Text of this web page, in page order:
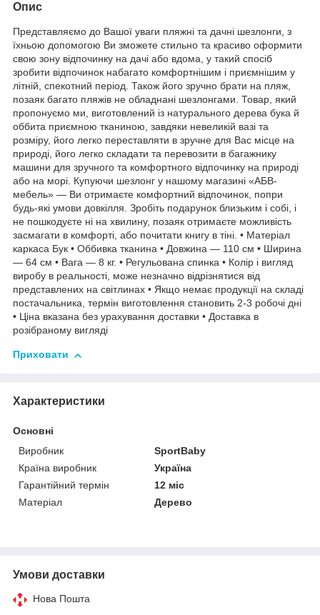
Опис
Представляємо до Вашої уваги пляжні та дачні шезлонги, з
їхньою допомогою Ви зможете стильно та красиво оформити
свою зону відпочинку на дачі або вдома, у такий спосіб
зробити відпочинок набагато комфортнішим і приємнішим у
літній, спекотний період. Також його зручно брати на пляж,
позаяк багато пляжів не обладнані шезлонгами. Товар, який
пропонуємо ми, виготовлений із натурального дерева бука й
оббита приємною тканиною, завдяки невеликій вазі та
розміру, його легко переставляти в зручне для Вас місце на
природі, його легко складати та перевозити в багажнику
машини для зручного та комфортного відпочинку на природі
або на морі. Купуючи шезлонг у нашому магазині «АБВ-
мебель» — Ви отримаєте комфортний відпочинок, попри
будь-які умови довкілля. Зробіть подарунок близьким і собі, і
не пошкодуєте ні на хвилину, позаяк отримаєте можливість
засмагати в комфорті, або почитати книгу в тіні. • Матеріал
каркаса Бук • Оббивка тканина • Довжина — 110 см • Ширина
— 64 см • Вага — 8 кг. • Регульована спинка • Колір і вигляд
виробу в реальності, може незначно відрізнятися від
представлених на світлинах • Якщо немає продукції на складі
постачальника, термін виготовлення становить 2-3 робочі дні
• Ціна вказана без урахування доставки • Доставка в
розібраному вигляді
Приховати
Характеристики
Основні
Виробник
SportBaby
Країна виробник
Україна
Гарантійний термін
12 міс
Матеріал
Дерево
Умови доставки
Нова Пошта